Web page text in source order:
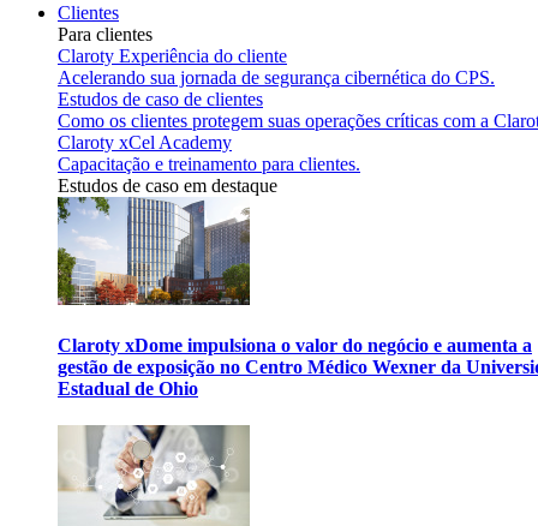
Clientes
Para clientes
Claroty Experiência do cliente
Acelerando sua jornada de segurança cibernética do CPS.
Estudos de caso de clientes
Como os clientes protegem suas operações críticas com a
Claroty xCel Academy
Capacitação e treinamento para clientes.
Estudos de caso em destaque
Claroty xDome impulsiona o valor do negócio e aumenta a
gestão de exposição no Centro Médico Wexner da
Estadual de Ohio